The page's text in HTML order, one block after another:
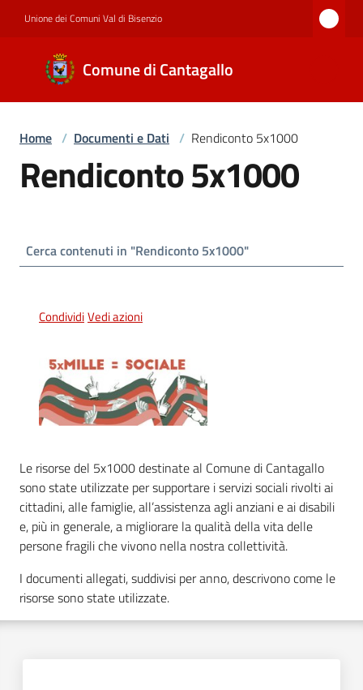
Unione dei Comuni Val di Bisenzio
Comune di Cantagallo
Comune di
Cantagallo
Amministrazione
dati
Argomenti
Seguici
su
Home / Documenti e Dati / Rendiconto 5x1000
Rendiconto 5x1000
CondividiVedi azioni
Le risorse del 5x1000 destinate al Comune di Cantagallo
sono state utilizzate per supportare i servizi sociali rivolti ai
cittadini, alle famiglie, all’assistenza agli anziani e ai disabili
e, più in generale, a migliorare la qualità della vita delle
persone fragili che vivono nella nostra collettività.
I documenti allegati, suddivisi per anno, descrivono come le
risorse sono state utilizzate.